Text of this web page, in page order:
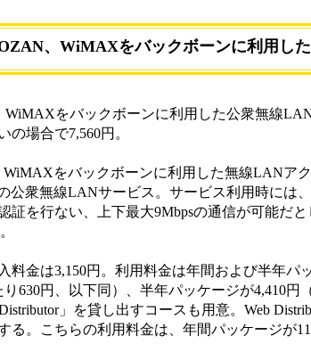
、WiMAXをバックボーンに利用し
をバックボーンに利用した公衆無線
の場合で7,560円。
をバックボーンに利用した無線LANア
公衆無線LANサービス。サービス利用時には
証を行ない、上下最大9Mbpsの通信が可能だ
料金は3,150円。利用料金は年間および半年パ
り630円、以下同）、半年パッケージが4,410
」を貸し出すコースも用意。Web
る。こちらの利用料金は、年間パッケージが